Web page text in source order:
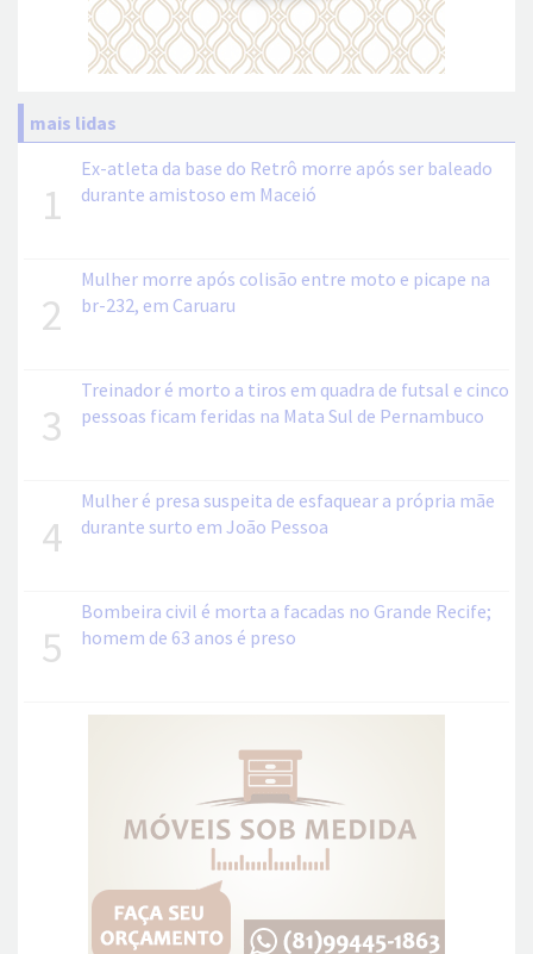
mais lidas
1
Ex-atleta da base do Retrô morre após ser baleado
durante amistoso em Maceió
2
Mulher morre após colisão entre moto e picape na
br-232, em Caruaru
3
Treinador é morto a tiros em quadra de futsal e cinco
pessoas ficam feridas na Mata Sul de Pernambuco
4
Mulher é presa suspeita de esfaquear a própria mãe
durante surto em João Pessoa
5
Bombeira civil é morta a facadas no Grande Recife;
homem de 63 anos é preso